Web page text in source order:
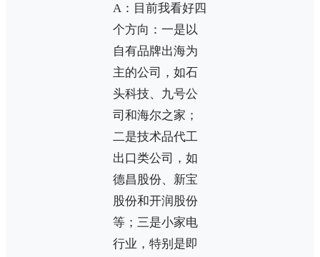
A：目前我看好四
个方向：一是以
自有品牌出海为
主的公司，如石
头科技、九号公
司和海尔之家；
二是技术品代工
出口类公司，如
德昌股份、新宝
股份和开润股份
等；三是小家电
行业，特别是即